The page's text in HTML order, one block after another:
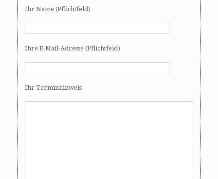
Ihr Name (Pflichtfeld)
Ihre E-Mail-Adresse (Pflichtfeld)
Ihr Terminhinweis